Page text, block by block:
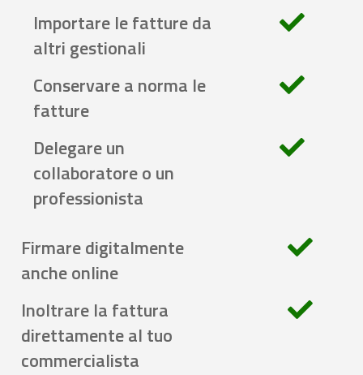
Importare le fatture da
altri gestionali
Conservare a norma le
fatture
Delegare un
collaboratore o un
professionista
Firmare digitalmente
anche online
Inoltrare la fattura
direttamente al tuo
commercialista